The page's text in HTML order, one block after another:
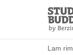
Study
Home
Lam rim